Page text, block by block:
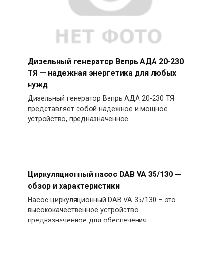
Дизельный генератор Вепрь АДА 20-230
ТЯ — надежная энергетика для любых
нужд
Дизельный генератор Вепрь АДА 20-230 ТЯ
представляет собой надежное и мощное
устройство, предназначенное
Циркуляционный насос DAB VA 35/130 —
обзор и характеристики
Насос циркуляционный DAB VA 35/130 – это
высококачественное устройство,
предназначенное для обеспечения